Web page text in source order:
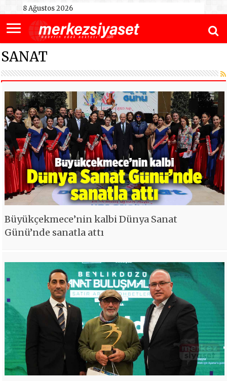
8 Ağustos 2026
SANAT
Büyükçekmece’nin kalbi Dünya Sanat
Günü’nde sanatla attı